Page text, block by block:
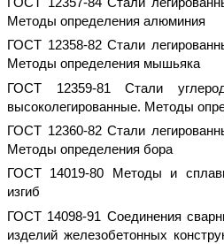
Методы определения алюминия
ГОСТ 12358-82 Стали
Методы определения мышьяка
ГОСТ 12359-81 Стали
высоколегированные. Методы
ГОСТ 12360-82 Стали
Методы определения бора
ГОСТ 14019-80 Методы и
изгиб
ГОСТ 14098-91 Соединения
изделий железобетонных